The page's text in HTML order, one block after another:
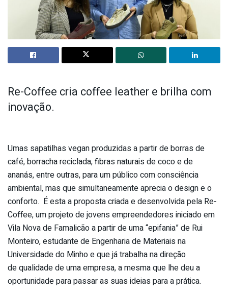
Re-Coffee cria coffee leather e brilha com
inovação.
Umas sapatilhas vegan produzidas a partir de borras de
café, borracha reciclada, fibras naturais de coco e de
ananás, entre outras, para um público com consciência
ambiental, mas que simultaneamente aprecia o design e o
conforto. É esta a proposta criada e desenvolvida pela Re-
Coffee, um projeto de jovens empreendedores iniciado em
Vila Nova de Famalicão a partir de uma “epifania” de Rui
Monteiro, estudante de Engenharia de Materiais na
Universidade do Minho e que já trabalha na direção
de qualidade de uma empresa, a mesma que lhe deu a
oportunidade para passar as suas ideias para a prática.